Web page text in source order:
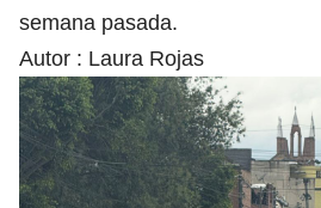
semana pasada.
Autor : Laura Rojas